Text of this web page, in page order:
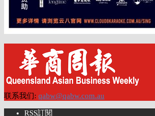
联系我们: qabw@qabw.com.au
RSS訂閱